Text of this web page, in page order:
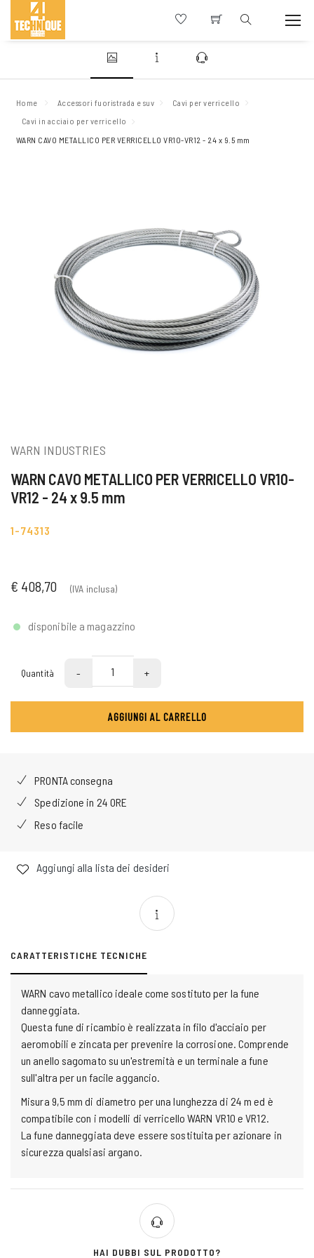
Home Accessori fuoristrada e suv
Cavi per verricello
Cavi in acciaio per verricello
WARN CAVO METALLICO PER VERRICELLO VR10-VR12 - 24 x 9.5 mm
WARN INDUSTRIES
WARN CAVO METALLICO PER VERRICELLO VR10-
VR12 - 24 x 9.5 mm
1-74313
€ 408,70 (IVA inclusa)
disponibile a magazzino
Quantità - +
AGGIUNGI AL CARRELLO
PRONTA consegna
Spedizione in 24 ORE
Reso facile
Aggiungi alla lista dei desideri
CARATTERISTICHE TECNICHE
WARN cavo metallico ideale come sostituto per la fune
danneggiata.
Questa fune di ricambio è realizzata in filo d'acciaio per
aeromobili e zincata per prevenire la corrosione. Comprende
un anello sagomato su un'estremità e un terminale a fune
sull'altra per un facile aggancio.
Misura 9,5 mm di diametro per una lunghezza di 24 m ed è
compatibile con i modelli di verricello WARN VR10 e VR12.
La fune danneggiata deve essere sostituita per azionare in
sicurezza qualsiasi argano.
HAI DUBBI SUL PRODOTTO?